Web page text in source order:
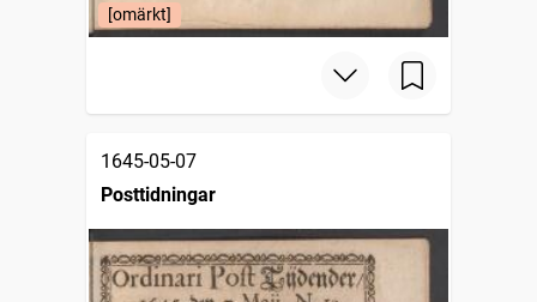
[omärkt]
1645-05-07
Posttidningar